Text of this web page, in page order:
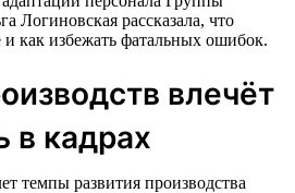
Логиновская рассказала, что
и как избежать фатальных ошибок.
влечёт
в кадрах
темпы развития производства